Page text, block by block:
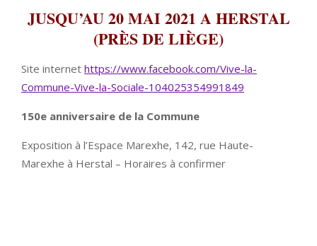
JUSQU’AU20 MAI 2021 A HERSTAL
(PRÈS DE LIÈGE)
Site internet https://www.facebook.com/Vive-la-
Commune-Vive-la-Sociale-104025354991849
150e anniversaire de la Commune
Exposition à l’Espace Marexhe, 142, rue Haute-
Marexhe à Herstal – Horaires à confirmer